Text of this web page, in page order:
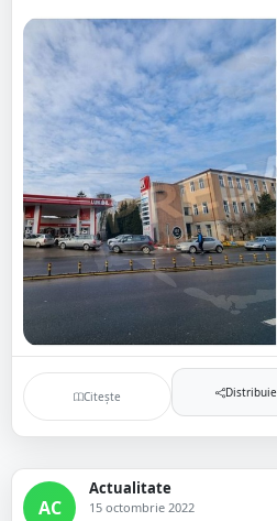
Citește Distribuie
AC
Actualitate
15 octombrie 2022